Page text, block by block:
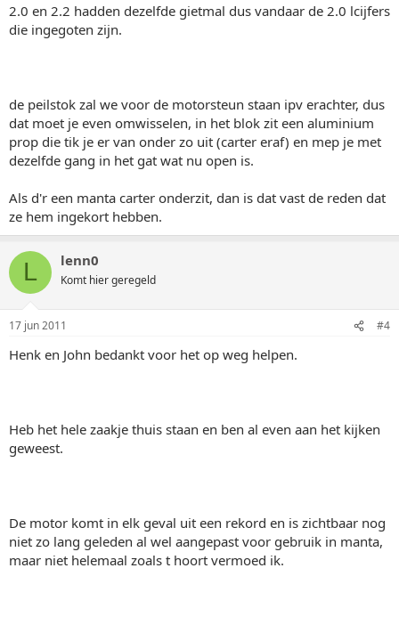
2.0 en 2.2 hadden dezelfde gietmal dus vandaar de 2.0 lcijfers
die ingegoten zijn.
de peilstok zal we voor de motorsteun staan ipv erachter, dus
dat moet je even omwisselen, in het blok zit een aluminium
prop die tik je er van onder zo uit (carter eraf) en mep je met
dezelfde gang in het gat wat nu open is.
Als d'r een manta carter onderzit, dan is dat vast de reden dat
ze hem ingekort hebben.
L lenn0
Komt hier geregeld
17 jun 2011 #4
Henk en John bedankt voor het op weg helpen.
Heb het hele zaakje thuis staan en ben al even aan het kijken
geweest.
De motor komt in elk geval uit een rekord en is zichtbaar nog
niet zo lang geleden al wel aangepast voor gebruik in manta,
maar niet helemaal zoals t hoort vermoed ik.